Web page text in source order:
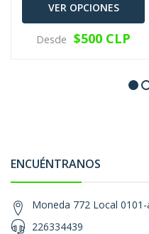
VER OPCIONES
Desde $500 CLP
ENCUÉNTRANOS
Moneda 772 Local
226334439